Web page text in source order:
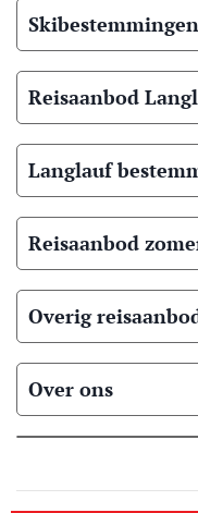
Skibestemmingen
Reisaanbod
Langlauf
Reisaanbod
Overig
Over ons